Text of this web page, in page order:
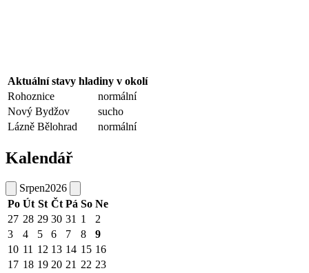
Aktuální stavy hladiny v okolí
Rohoznice
normální
Nový Bydžov
sucho
Lázně Bělohrad
normální
Kalendář
Srpen2026
Po Út St Čt Pá So Ne
27 28 29 30 31 1
2
3
4 5 6 7 8
9
10 11 12 13 14 15 16
17 18 19 20 21 22 23